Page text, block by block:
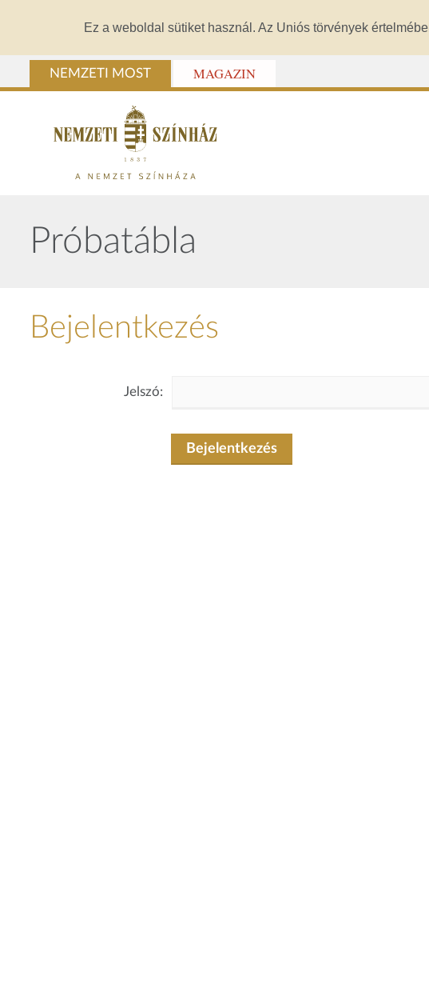
Ez a weboldal sütiket használ. Az Uniós törvények
NEMZETI MOST MAGAZIN
Próbatábla
Bejelentkezés
Jelszó:
Bejelentkezés